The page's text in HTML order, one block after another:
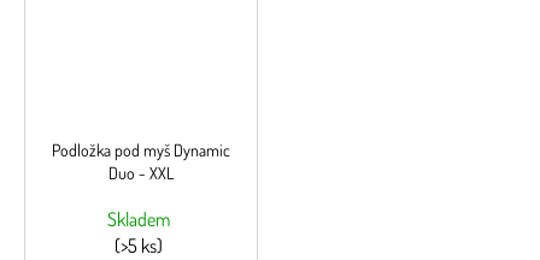
Podložka pod myš Dynamic
Duo - XXL
Skladem
(>5 ks)